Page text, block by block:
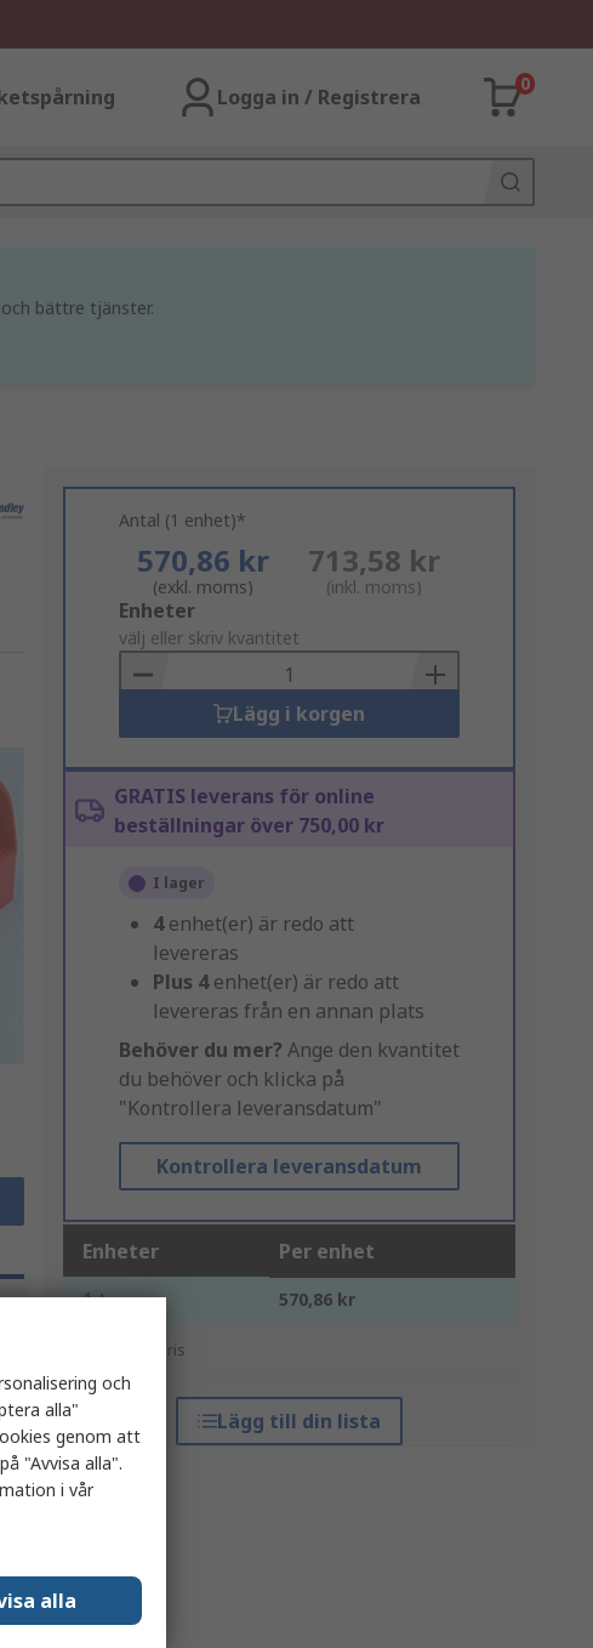
Logga in / Registrera
0
bättre tjänster.
Antal (1 enhet)*
570,86 kr
(exkl. moms)
713,58 kr
(inkl. moms)
Add
to
Basket
Enheter
välj eller skriv kvantitet
Lägg i korgen
GRATIS leverans för online
beställningar över 750,00 kr
I lager
4enhet(er) är redo att
levereras
Plus 4enhet(er) är redo att
levereras från en annan plats
Behöver du mer? Ange den kvantitet
du behöver och klicka på
"Kontrollera leveransdatum"
Kontrollera leveransdatum
Enheter Per enhet
1 + 570,86 kr
*vägledande pris
Lägg till din lista
och
alla"
genom att
"Avvisa alla".
i vår
alla